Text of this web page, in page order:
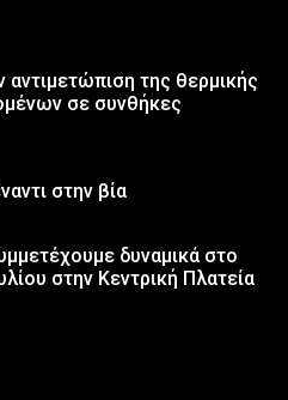
αντιμετώπιση της θερμικής
σε συνθήκες
στην βία
δυναμικά στο
στην Κεντρική Πλατεία